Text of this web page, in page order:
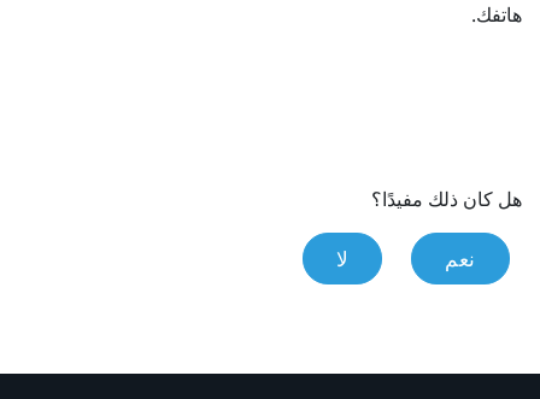
هاتفك.
هل كان ذلك مفيدًا؟
نعم لا